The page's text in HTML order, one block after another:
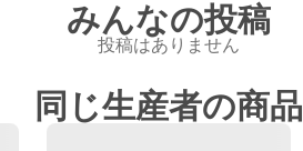
みんなの投稿
投稿はありません
同じ生産者の商品